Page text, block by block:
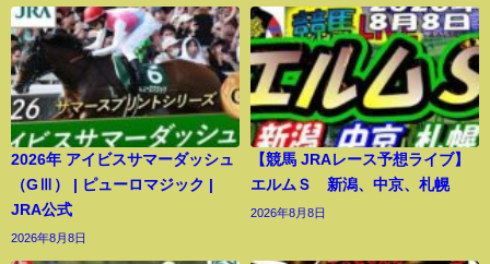
2026年 アイビスサマーダッシュ
（GⅢ） | ピューロマジック |
JRA公式
2026年8月8日
【競馬 JRAレース予想ライブ】
エルムＳ 新潟、中京、札幌
2026年8月8日